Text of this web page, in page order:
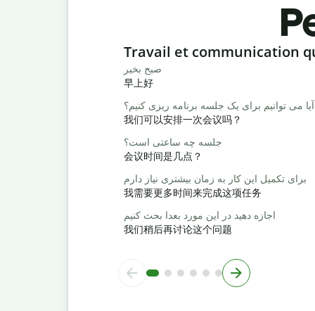
Slide 1 of 6
Travail et communication
صبح بخیر
早上好
آیا می توانیم برای یک جلسه برنامه ریزی کنیم؟
我们可以安排一次会议吗？
جلسه چه ساعتی است؟
会议时间是几点？
برای تکمیل این کار به زمان بیشتری نیاز دارم
我需要更多时间来完成这项任务
اجازه دهید در این مورد بعدا بحث کنیم
我们稍后再讨论这个问题